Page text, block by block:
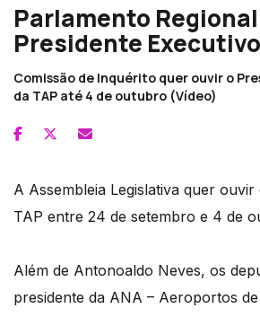
Parlamento
Presidente
Comissão de Inquérito quer ouvir o
da TAP até 4 de outubro (Vídeo)
A Assembleia Legislativa quer
TAP entre 24 de setembro e 4 de
Além de Antonoaldo Neves, os
presidente da ANA – Aeroportos